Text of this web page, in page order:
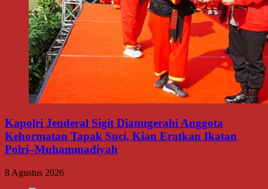
Kapolri Jenderal Sigit Dianugerahi Anggota
Kehormatan Tapak Suci, Kian Eratkan Ikatan
Polri–Muhammadiyah
8 Agustus 2026